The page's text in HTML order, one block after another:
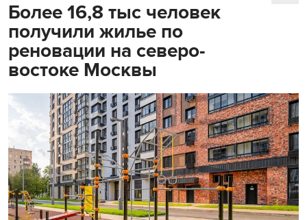
Более 16,8 тыс человек
получили жилье по
реновации на северо-
востоке Москвы